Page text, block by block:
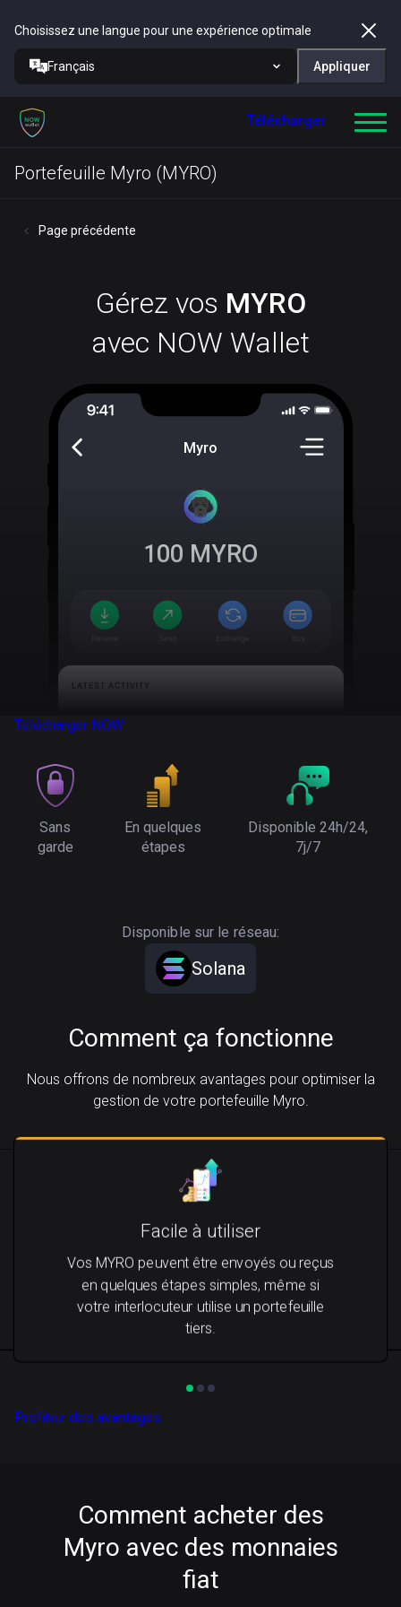
Choisissez une langue pour une expérience optimale
Français Appliquer
Télécharger
Portefeuille Myro (MYRO)
Page précédente
Gérez vos MYRO
avec NOW Wallet
Myro
100 MYRO
Télécharger NOW
Sans
garde
En quelques
étapes
Disponible 24h/24,
7j/7
Disponible sur le réseau:
Solana
Comment ça fonctionne
Nous offrons de nombreux avantages pour optimiser la
gestion de votre portefeuille Myro.
Facile à utiliser
Vos MYRO peuvent être envoyés ou reçus
en quelques étapes simples, même si
votre interlocuteur utilise un portefeuille
tiers.
Profitez des avantages
Comment acheter des
Myro avec des monnaies
fiat